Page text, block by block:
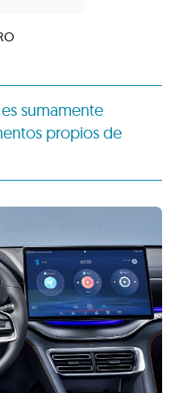
sumamente
propios de